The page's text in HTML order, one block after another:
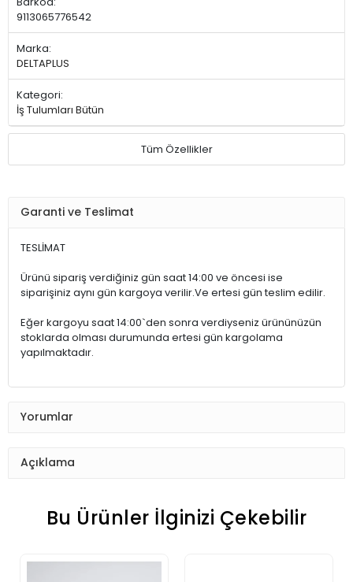
9113065776542
Marka:
DELTAPLUS
Kategori:
İş Tulumları Bütün
Tüm Özellikler
Garanti ve Teslimat
TESLİMAT
Ürünü sipariş verdiğiniz gün saat 14:00 ve öncesi ise
siparişiniz aynı gün kargoya verilir.Ve ertesi gün teslim edilir.
Eğer kargoyu saat 14:00`den sonra verdiyseniz ürününüzün
stoklarda olması durumunda ertesi gün kargolama
yapılmaktadır.
Yorumlar
Açıklama
Bu Ürünler İlginizi Çekebilir